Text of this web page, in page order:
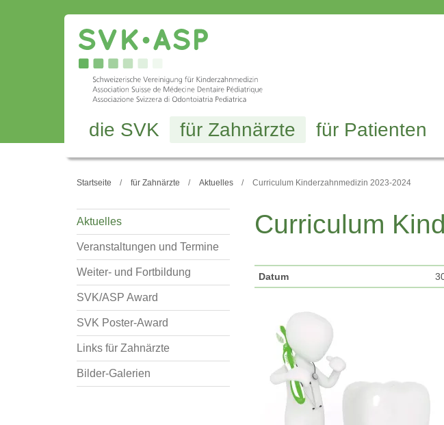
die SVK für Zahnärzte für Patienten
Startseite für Zahnärzte Aktuelles Curriculum Kinderzahnmedizin 2023-2024
Curriculum
Datum
Aktuelles
Veranstaltungen und Termine
Weiter- und Fortbildung
SVK/ASP Award
SVK Poster-Award
Links für Zahnärzte
Bilder-Galerien